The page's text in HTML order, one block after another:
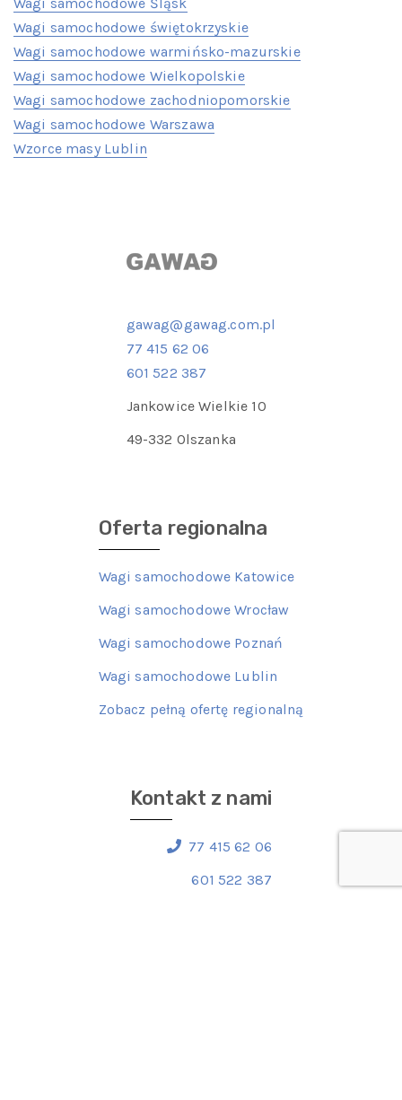
Wagi samochodowe świętokrzyskie
Wagi samochodowe warmińsko-mazurskie
Wagi samochodowe Wielkopolskie
Wagi samochodowe zachodniopomorskie
Wagi samochodowe Warszawa
Wzorce masy Lublin
gawag@gawag.com.pl
77 415 62 06
601 522 387
Jankowice Wielkie 10
49-332 Olszanka
Oferta regionalna
Wagi samochodowe Katowice
Wagi samochodowe Wrocław
Wagi samochodowe Poznań
Wagi samochodowe Lublin
Zobacz pełną ofertę regionalną
Kontakt z nami
77 415 62 06
601 522 387